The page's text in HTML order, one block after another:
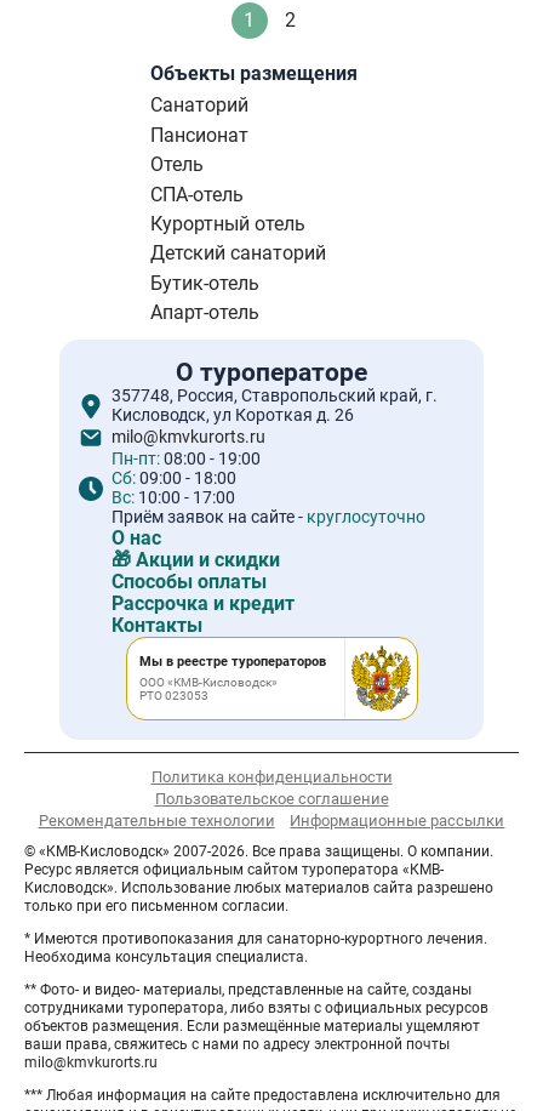
Нумерация
страниц Текущая
1 Стандартное
2
Объекты размещения
Санаторий
Пансионат
Отель
СПА-отель
Курортный отель
Детский санаторий
Бутик-отель
Апарт-отель
О туроператоре
357748, Россия, Ставропольский край, г.
Кисловодск, ул Короткая д. 26
milo@kmvkurorts.ru
Пн-пт:08:00 - 19:00
Сб:09:00 - 18:00
Вс: 10:00 - 17:00
Приём заявок на сайте - круглосуточно
О нас
🎁 Акции и скидки
Способы оплаты
Рассрочка и кредит
Контакты
Мы в реестре туроператоров
ООО «КМВ-Кисловодск»
РТО 023053
Политика конфиденциальности
Пользовательское соглашение
Рекомендательные технологии
Информационные рассылки
© «КМВ-Кисловодск» 2007-2026. Все права защищены. О компании.
Ресурс является официальным сайтом туроператора «КМВ-
Кисловодск». Использование любых материалов сайта разрешено
только при его письменном согласии.
* Имеются противопоказания для санаторно-курортного лечения.
Необходима консультация специалиста.
** Фото- и видео- материалы, представленные на сайте, созданы
сотрудниками туроператора, либо взяты с официальных ресурсов
объектов размещения. Если размещённые материалы ущемляют
ваши права, свяжитесь с нами по адресу электронной почты
milo@kmvkurorts.ru
*** Любая информация на сайте предоставлена исключительно для